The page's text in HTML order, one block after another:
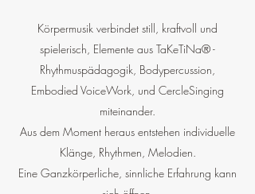
Körpermusik verbindet still, kraftvoll und
spielerisch, Elemente aus TaKeTiNa® -
Rhythmuspädagogik, Bodypercussion,
Embodied VoiceWork, und CercleSinging
miteinander.
Aus dem Moment heraus entstehen individuelle
Klänge, Rhythmen, Melodien.
Eine Ganzkörperliche, sinnliche Erfahrung kann